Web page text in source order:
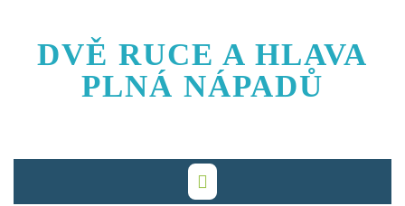
content
DVĚ RUCE A HLAVA
PLNÁ NÁPADŮ